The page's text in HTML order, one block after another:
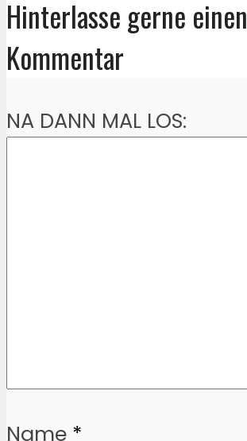
Hinterlasse gerne einen
Kommentar
NA DANN MAL LOS:
Name *